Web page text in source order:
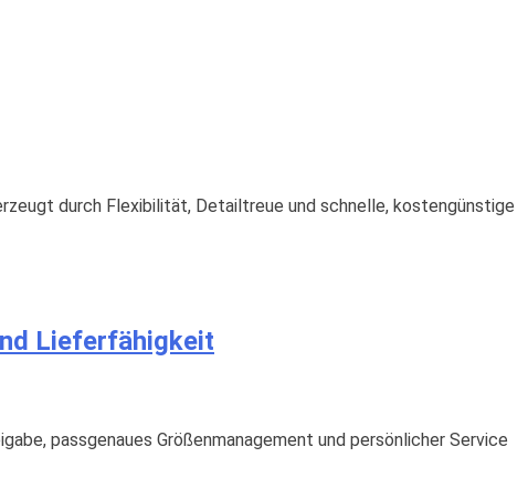
durch Flexibilität, Detailtreue und schnelle, kostengünstige
Lieferfähigkeit
passgenaues Größenmanagement und persönlicher Service